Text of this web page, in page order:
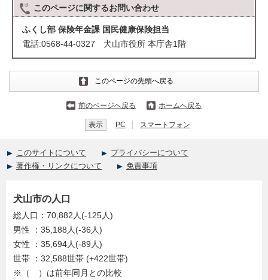
このページに関するお問い合わせ
ふくし部 保険年金課 国民健康保険担当
電話:0568-44-0327 犬山市役所 本庁舎1階
このページの先頭へ戻る
前のページへ戻る ホームへ戻る
表示 PC スマートフォン
このサイトについて
プライバシーについて
著作権・リンクについて
免責事項
犬山市の人口
総人口：70,882人(-125人)
男性 ：35,188人(-36人)
女性 ：35,694人(-89人)
世帯 ：32,588世帯 (+422世帯)
※（ ）は前年同月との比較